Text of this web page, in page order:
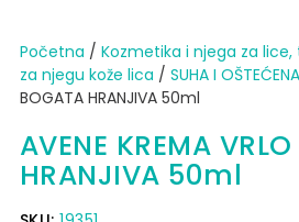
Početna / Kozmetika i njega za lice,
za njegu kože lica / SUHA I OŠTEĆENA
BOGATA HRANJIVA 50ml
AVENE KREMA
HRANJIVA 50ml